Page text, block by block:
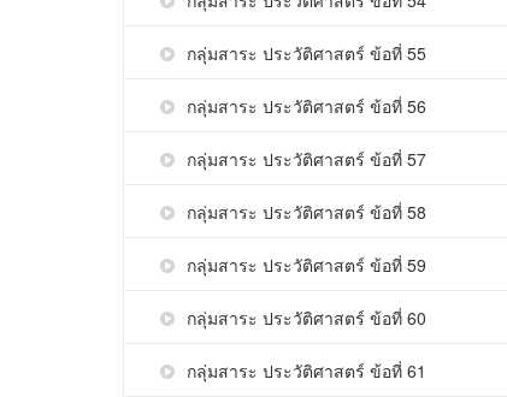
กลุ่มสาระ ประวัติศาสตร์ ข้อที่ 55
กลุ่มสาระ ประวัติศาสตร์ ข้อที่ 56
กลุ่มสาระ ประวัติศาสตร์ ข้อที่ 57
กลุ่มสาระ ประวัติศาสตร์ ข้อที่ 58
กลุ่มสาระ ประวัติศาสตร์ ข้อที่ 59
กลุ่มสาระ ประวัติศาสตร์ ข้อที่ 60
กลุ่มสาระ ประวัติศาสตร์ ข้อที่ 61